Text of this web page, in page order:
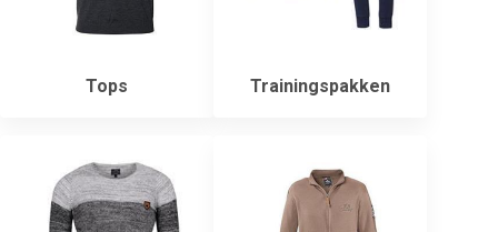
Tops Trainingspakken